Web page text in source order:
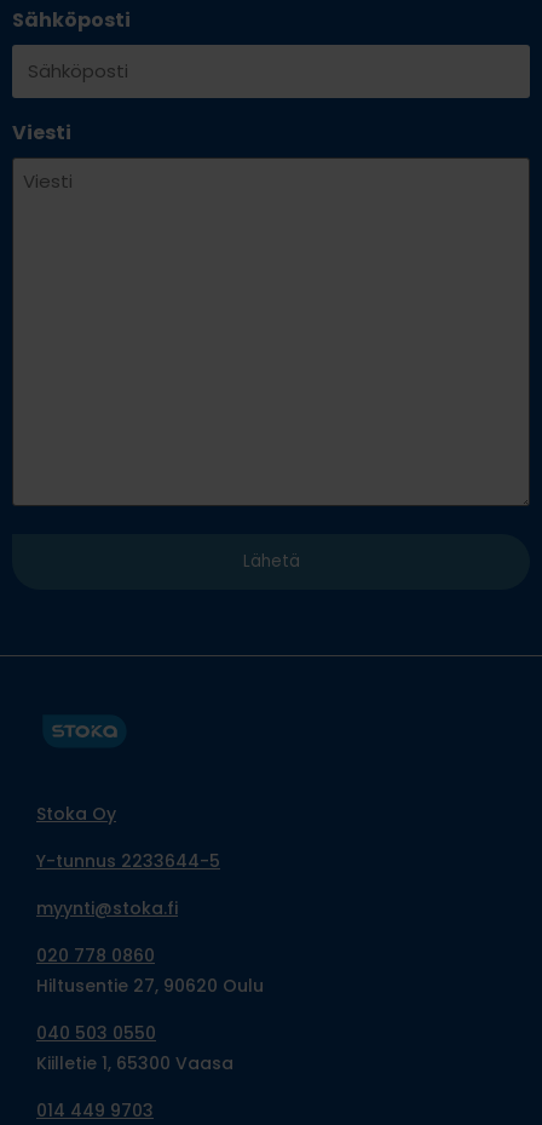
Sähköposti
Viesti
Stoka Oy
Y-tunnus 2233644-5
myynti@stoka.fi
020 778 0860
Hiltusentie 27, 90620 Oulu
040 503 0550
Kiilletie 1, 65300 Vaasa
014 449 9703